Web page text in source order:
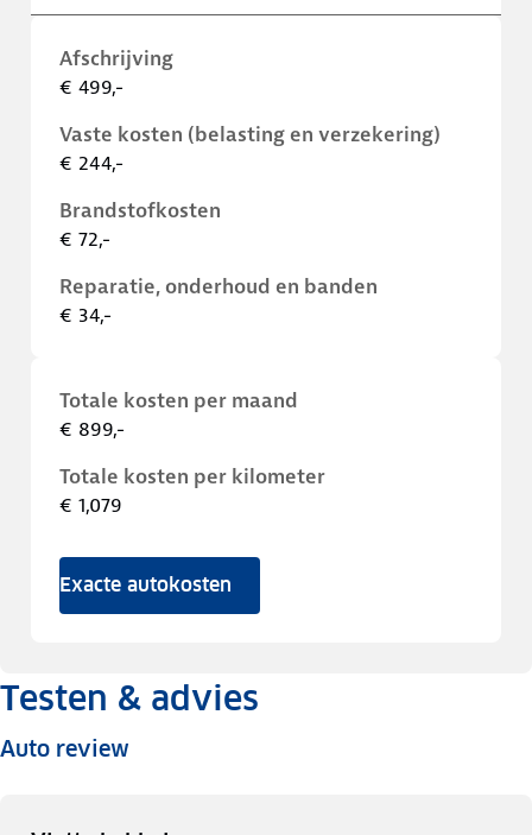
Afschrijving
€ 499,-
Vaste kosten (belasting en verzekering)
€ 244,-
Brandstofkosten
€ 72,-
Reparatie, onderhoud en banden
€ 34,-
Totale kosten per maand
€ 899,-
Totale kosten per kilometer
€ 1,079
Exacte autokosten
Testen & advies
Auto review